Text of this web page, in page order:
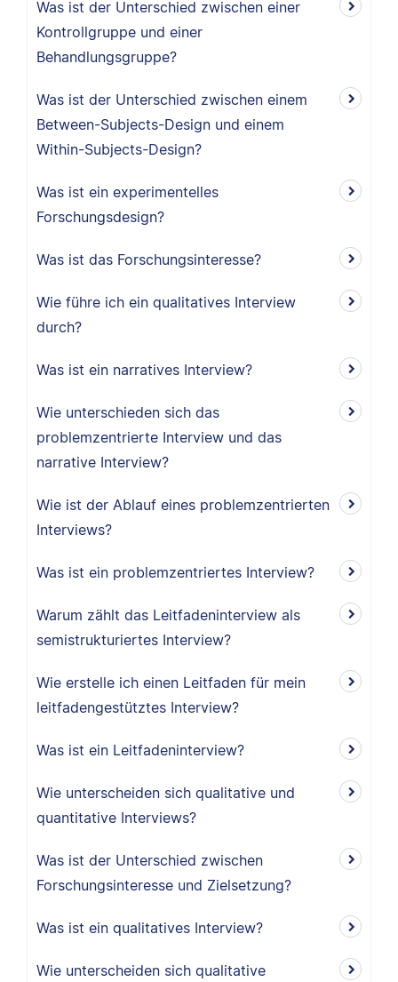
Was ist der Unterschied zwischen einer
Kontrollgruppe und einer
Behandlungsgruppe?
Was ist der Unterschied zwischen einem
Between-Subjects-Design und einem
Within-Subjects-Design?
Was ist ein experimentelles
Forschungsdesign?
Was ist das Forschungsinteresse?
Wie führe ich ein qualitatives Interview
durch?
Was ist ein narratives Interview?
Wie unterschieden sich das
problemzentrierte Interview und das
narrative Interview?
Wie ist der Ablauf eines problemzentrierten
Interviews?
Was ist ein problemzentriertes Interview?
Warum zählt das Leitfadeninterview als
semistrukturiertes Interview?
Wie erstelle ich einen Leitfaden für mein
leitfadengestütztes Interview?
Was ist ein Leitfadeninterview?
Wie unterscheiden sich qualitative und
quantitative Interviews?
Was ist der Unterschied zwischen
Forschungsinteresse und Zielsetzung?
Was ist ein qualitatives Interview?
Wie unterscheiden sich qualitative